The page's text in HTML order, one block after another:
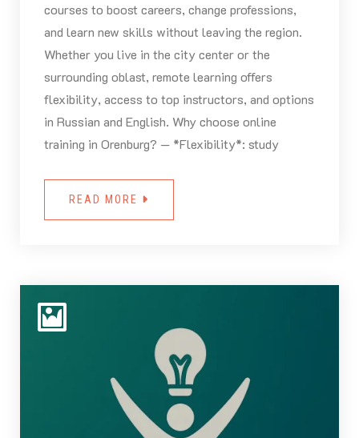
courses to boost careers, change professions,
and learn new skills without leaving the region.
Whether you live in the city center or the
surrounding oblast, remote learning offers
flexibility, access to top instructors, and options
in Russian and English. Why choose online
training in Orenburg? — *Flexibility*: study
READ MORE